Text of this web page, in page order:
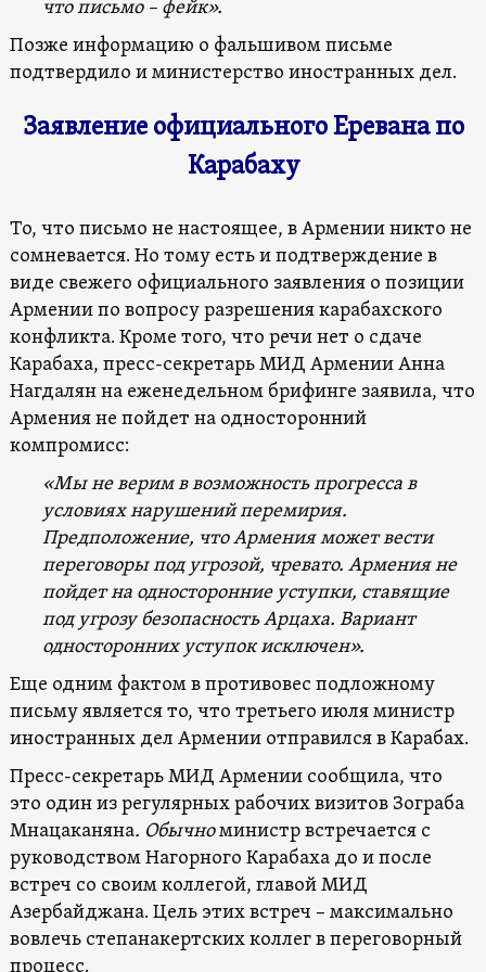
что письмо – фейк».
Позже информацию о фальшивом письме
подтвердило и министерство иностранных дел.
Заявление официального Еревана по
Карабаху
То, что письмо не настоящее, в Армении никто не
сомневается. Но тому есть и подтверждение в
виде свежего официального заявления о позиции
Армении по вопросу разрешения карабахского
конфликта. Кроме того, что речи нет о сдаче
Карабаха, пресс-секретарь МИД Армении Анна
Нагдалян на еженедельном брифинге заявила, что
Армения не пойдет на односторонний
компромисс:
«Мы не верим в возможность прогресса в
условиях нарушений перемирия.
Предположение, что Армения может вести
переговоры под угрозой, чревато. Армения не
пойдет на односторонние уступки, ставящие
под угрозу безопасность Арцаха. Вариант
односторонних уступок исключен».
Еще одним фактом в противовес подложному
письму является то, что третьего июля министр
иностранных дел Армении отправился в Карабах.
Пресс-секретарь МИД Армении сообщила, что
это один из регулярных рабочих визитов Зограба
Мнацаканяна. Обычноминистр встречается с
руководством Нагорного Карабаха до и после
встреч со своим коллегой, главой МИД
Азербайджана. Цель этих встреч – максимально
вовлечь степанакертских коллег в переговорный
процесс.